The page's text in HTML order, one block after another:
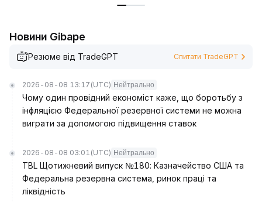
Новини Gibape
Резюме від TradeGPT Спитати TradeGPT
2026-08-08 13:17 (UTC) Нейтрально
Чому один провідний економіст каже, що боротьбу з
інфляцією Федеральної резервної системи не можна
виграти за допомогою підвищення ставок
2026-08-08 03:01 (UTC) Нейтрально
TBL Щотижневий випуск №180: Казначейство США та
Федеральна резервна система, ринок праці та
ліквідність